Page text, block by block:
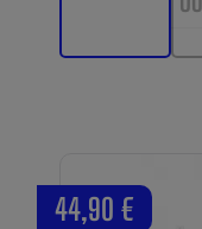
44,90 €